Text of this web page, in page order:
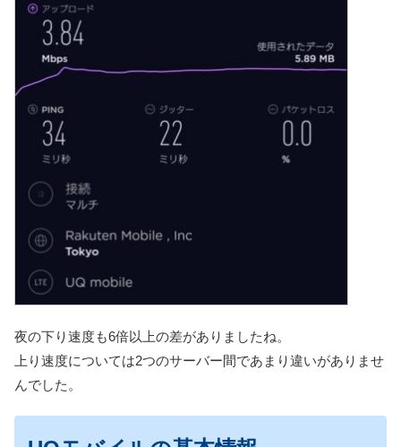
夜の下り速度も6倍以上の差がありましたね。
上り速度については2つのサーバー間であまり違いがありませ
んでした。